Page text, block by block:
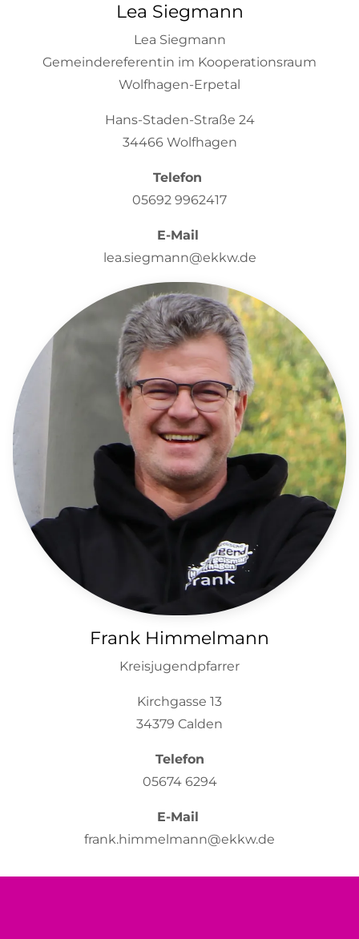
Lea Siegmann
Lea Siegmann
Gemeindereferentin im Kooperationsraum
Wolfhagen-Erpetal
Hans-Staden-Straße 24
34466 Wolfhagen
Telefon
05692 9962417
E-Mail
lea.siegmann@ekkw.de
Frank Himmelmann
Kreisjugendpfarrer
Kirchgasse 13
34379 Calden
Telefon
05674 6294
E-Mail
frank.himmelmann@ekkw.de